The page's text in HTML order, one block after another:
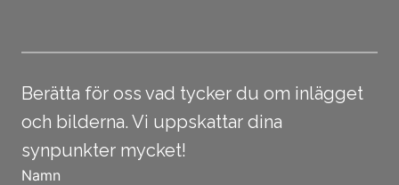
Berätta för oss vad tycker du om inlägget
och bilderna. Vi uppskattar dina
synpunkter mycket!
Namn